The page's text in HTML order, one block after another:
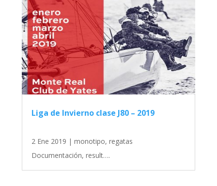
Liga de Invierno clase J80 – 2019
2 Ene 2019 | monotipo, regatas
Documentación, result….